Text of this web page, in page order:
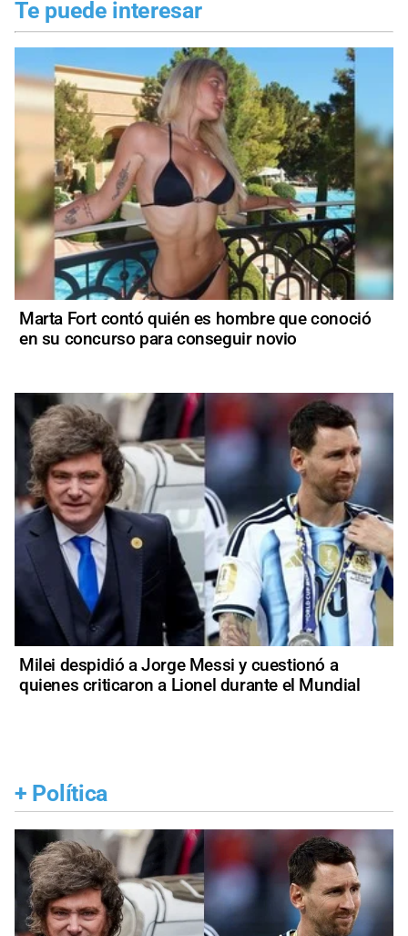
Te puede interesar
Marta Fort contó quién es hombre que conoció
en su concurso para conseguir novio
Milei despidió a Jorge Messi y cuestionó a
quienes criticaron a Lionel durante el Mundial
+ Política